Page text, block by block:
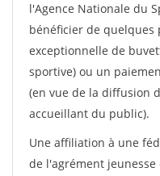
l'Agence Nationale du
bénéficier de quelques
exceptionnelle de
sportive) ou un
(en vue de la diffusion
accueillant du public).
Une affiliation à une
de l'agrément